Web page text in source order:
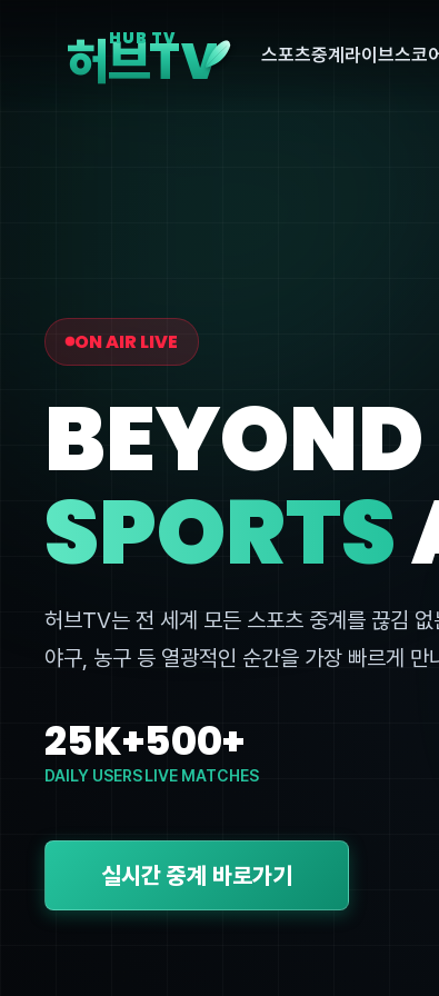
HUB TV
허브TV 스포츠중계 라이브스코
ON AIR LIVE
SPORTS
허브TV는 전 세계 모든 스포츠 중계를 끊김
야구, 농구 등 열광적인 순간을 가장 빠르게 만
25K+
DAILY USERS
500+
LIVE MATCHES
실시간 중계 바로가기